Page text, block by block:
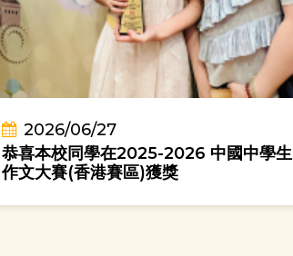
2026/06/27
恭喜本校同學在2025-2026 中國中學生
作文大賽(香港賽區)獲獎